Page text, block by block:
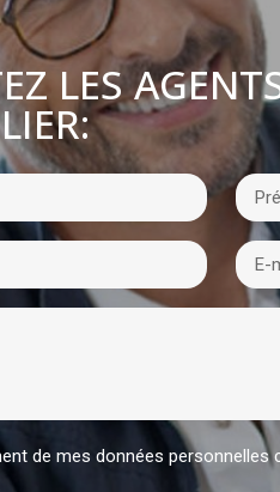
LES
de mes données personnelles